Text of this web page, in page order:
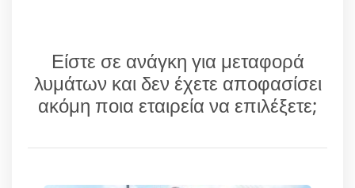
Είστε σε ανάγκη για μεταφορά
λυμάτων και δεν έχετε αποφασίσει
ακόμη ποια εταιρεία να επιλέξετε;